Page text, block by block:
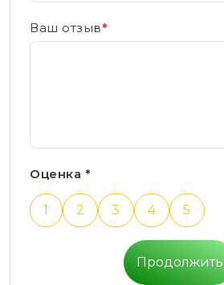
Ваш отзыв*
Оценка *
1 2 3 4 5
Продолжить